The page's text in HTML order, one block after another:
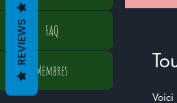
FAQ
Membres
REVIEWS